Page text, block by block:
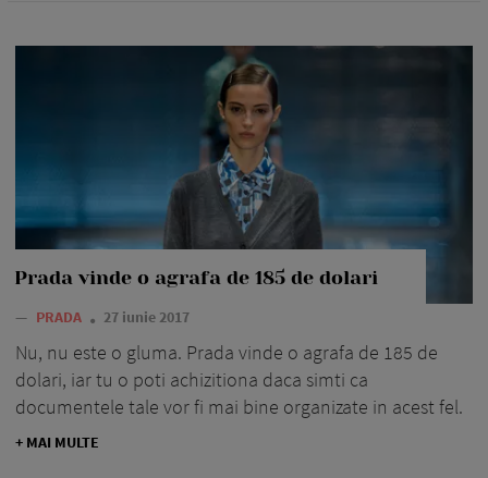
Prada vinde o agrafa de 185 de dolari
— PRADA 27 iunie 2017
Nu, nu este o gluma. Prada vinde o agrafa de 185 de
dolari, iar tu o poti achizitiona daca simti ca
documentele tale vor fi mai bine organizate in acest fel.
+ MAI MULTE